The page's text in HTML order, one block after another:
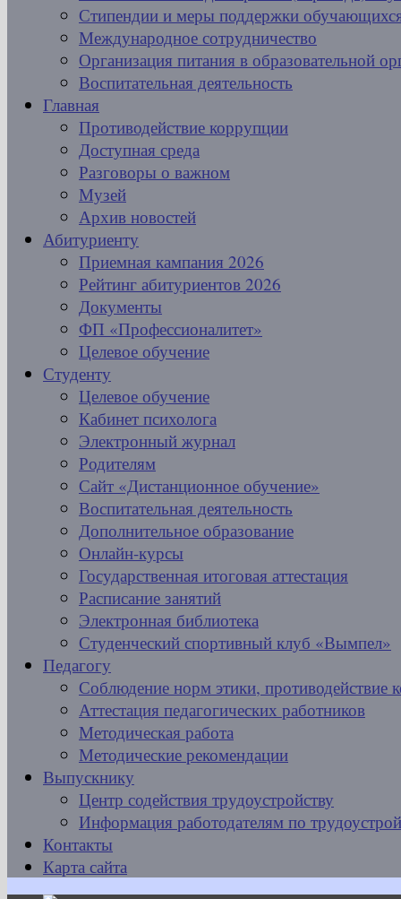
Стипендии и меры поддержки
Международное сотрудничество
Организация питания в образовательной
Воспитательная деятельность
Главная
Противодействие коррупции
Доступная среда
Разговоры о важном
Музей
Архив новостей
Абитуриенту
Приемная кампания 2026
Рейтинг абитуриентов 2026
Документы
ФП «Профессионалитет»
Целевое обучение
Студенту
Целевое обучение
Кабинет психолога
Электронный журнал
Родителям
Сайт «Дистанционное обучение»
Воспитательная деятельность
Дополнительное образование
Онлайн-курсы
Государственная итоговая аттестация
Расписание занятий
Электронная библиотека
Студенческий спортивный клуб «Вымпел»
Педагогу
Соблюдение норм этики, противодействие
Аттестация педагогических работников
Методическая работа
Методические рекомендации
Выпускнику
Центр содействия трудоустройству
Информация работодателям по
Контакты
Карта сайта